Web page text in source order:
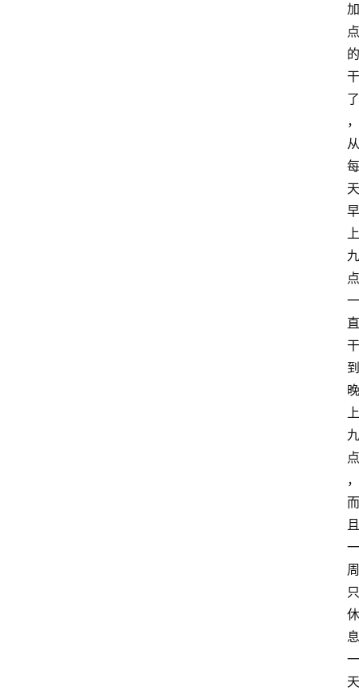
加
点
的
干
了
，
从
每
天
早
上
九
点
一
直
干
到
晚
上
九
点
，
而
且
一
周
只
休
息
一
天